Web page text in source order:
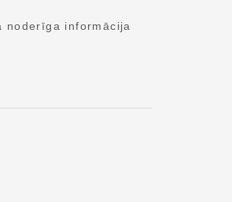
noderīga informācija